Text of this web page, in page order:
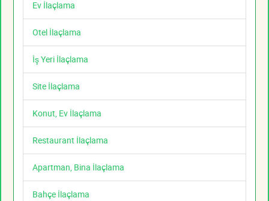
Ev İlaçlama
Otel İlaçlama
İş Yeri İlaçlama
Site İlaçlama
Konut, Ev İlaçlama
Restaurant İlaçlama
Apartman, Bina İlaçlama
Bahçe İlaçlama